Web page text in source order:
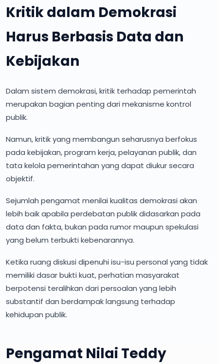
Kritik dalam Demokrasi
Harus Berbasis Data dan
Kebijakan
Dalam sistem demokrasi, kritik terhadap pemerintah
merupakan bagian penting dari mekanisme kontrol
publik.
Namun, kritik yang membangun seharusnya berfokus
pada kebijakan, program kerja, pelayanan publik, dan
tata kelola pemerintahan yang dapat diukur secara
objektif.
Sejumlah pengamat menilai kualitas demokrasi akan
lebih baik apabila perdebatan publik didasarkan pada
data dan fakta, bukan pada rumor maupun spekulasi
yang belum terbukti kebenarannya.
Ketika ruang diskusi dipenuhi isu-isu personal yang tidak
memiliki dasar bukti kuat, perhatian masyarakat
berpotensi teralihkan dari persoalan yang lebih
substantif dan berdampak langsung terhadap
kehidupan publik.
Pengamat Nilai Teddy